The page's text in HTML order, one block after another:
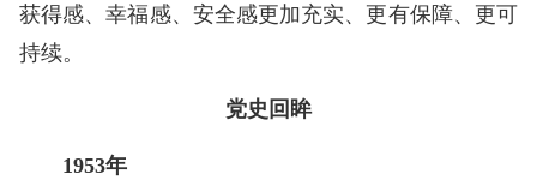
获得感、幸福感、安全感更加充实、更有保障、更可
持续。
党史回眸
1953年